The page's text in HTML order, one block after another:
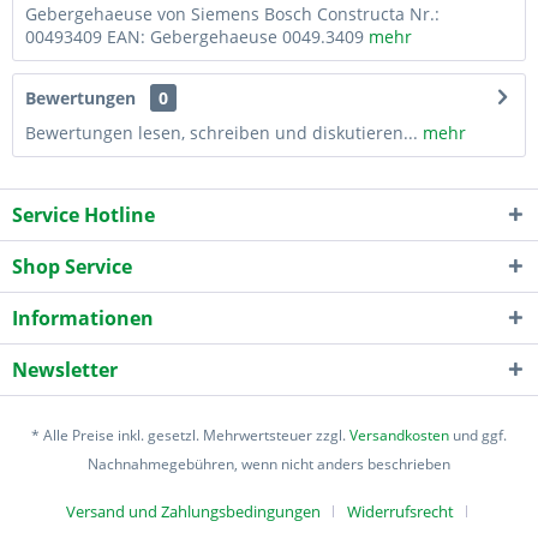
Gebergehaeuse von Siemens Bosch Constructa Nr.:
00493409 EAN: Gebergehaeuse 0049.3409 mehr
Bewertungen
0
Bewertungen lesen, schreiben und diskutieren... mehr
Service Hotline
Shop Service
Informationen
Newsletter
* Alle Preise inkl. gesetzl. Mehrwertsteuer zzgl.Versandkosten und ggf.
Nachnahmegebühren, wenn nicht anders beschrieben
Versand und Zahlungsbedingungen Widerrufsrecht